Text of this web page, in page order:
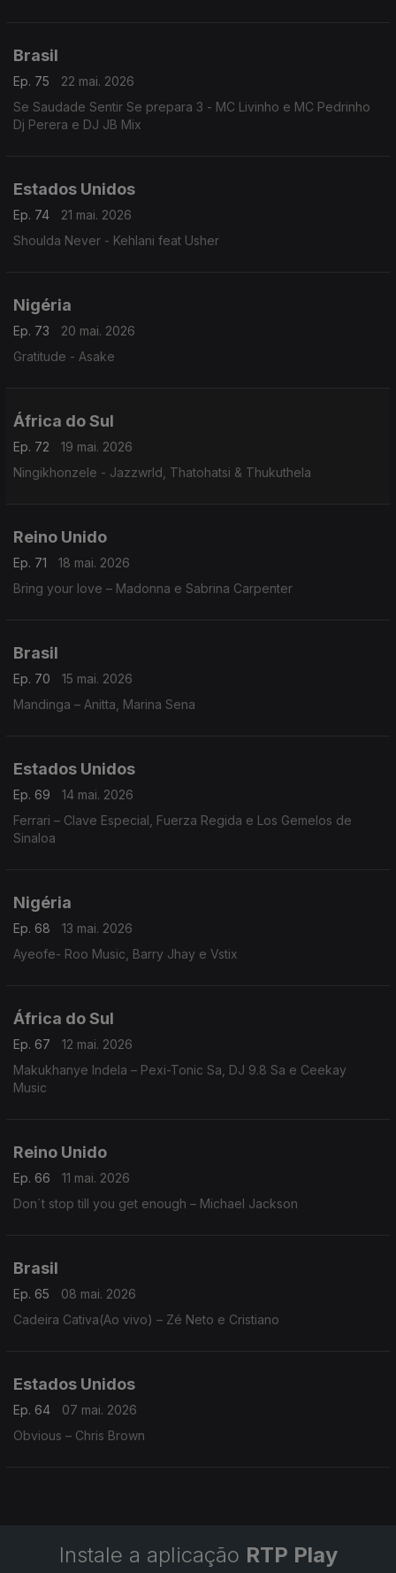
Brasil
Ep. 75
22 mai. 2026
Se Saudade Sentir Se prepara 3 - MC Livinho e MC Pedrinho
Dj Perera e DJ JB Mix
Estados Unidos
Ep. 74
21 mai. 2026
Shoulda Never - Kehlani feat Usher
Nigéria
Ep. 73
20 mai. 2026
Gratitude - Asake
África do Sul
Ep. 72
19 mai. 2026
Ningikhonzele - Jazzwrld, Thatohatsi & Thukuthela
Reino Unido
Ep. 71
18 mai. 2026
Bring your love – Madonna e Sabrina Carpenter
Brasil
Ep. 70
15 mai. 2026
Mandinga – Anitta, Marina Sena
Estados Unidos
Ep. 69
14 mai. 2026
Ferrari – Clave Especial, Fuerza Regida e Los Gemelos de
Sinaloa
Nigéria
Ep. 68
13 mai. 2026
Ayeofe- Roo Music, Barry Jhay e Vstix
África do Sul
Ep. 67
12 mai. 2026
Makukhanye Indela – Pexi-Tonic Sa, DJ 9.8 Sa e Ceekay
Music
Reino Unido
Ep. 66
11 mai. 2026
Don´t stop till you get enough – Michael Jackson
Brasil
Ep. 65
08 mai. 2026
Cadeira Cativa(Ao vivo) – Zé Neto e Cristiano
Estados Unidos
Ep. 64
07 mai. 2026
Obvious – Chris Brown
Instale a aplicação RTP Play